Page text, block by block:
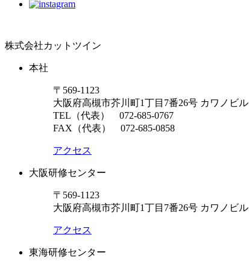
株式会社カットツイン
本社
〒569-1123
大阪府高槻市芥川町1丁目7番26号 カワノビル
TEL（代表） 072-685-0767
FAX（代表） 072-685-0858
アクセス
大阪研修センター
〒569-1123
大阪府高槻市芥川町1丁目7番26号 カワノビル
アクセス
東海研修センター